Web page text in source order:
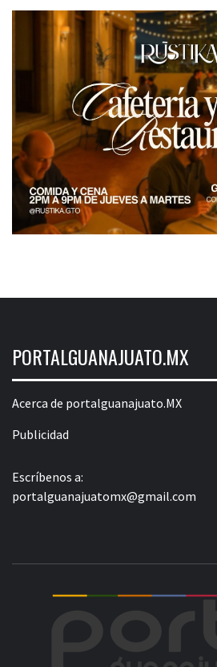
PORTALGUANAJUATO.MX
Acerca de portalguanajuato.MX
Publicidad
Escríbenos a:
portalguanajuatomx@gmail.com